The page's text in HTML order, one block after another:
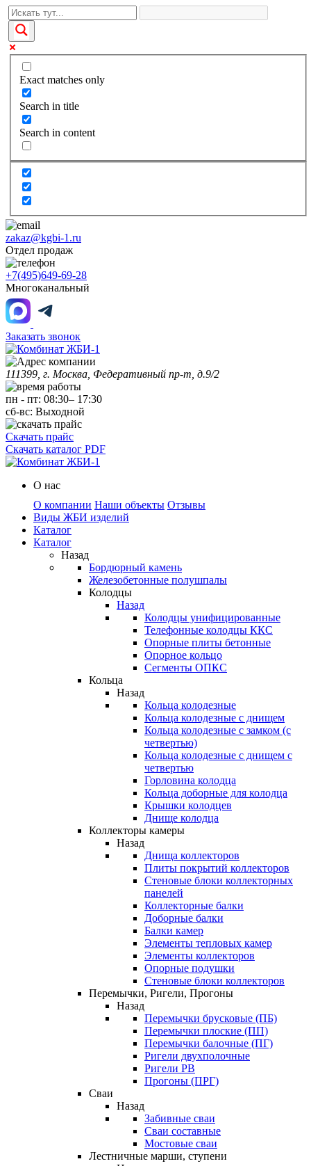
Exact matches only
Search in title
Search in content
zakaz@kgbi-1.ru
Отдел продаж
+7(495)649-69-28
Многоканальный
Заказать звонок
111399, г. Москва, Федеративный пр-т, д.9/2
пн - пт: 08:30– 17:30
сб-вс: Выходной
Скачать прайс
Скачать каталог PDF
О нас
О компании Наши объекты Отзывы
Виды ЖБИ изделий
Каталог
Каталог
Назад
Бордюрный камень
Железобетонные полушпалы
Колодцы
Назад
Колодцы унифицированные
Телефонные колодцы ККС
Опорные плиты бетонные
Опорное кольцо
Сегменты ОПКС
Кольца
Назад
Кольца колодезные
Кольца колодезные с днищем
Кольца колодезные с замком (с
четвертью)
Кольца колодезные с днищем с
четвертью
Горловина колодца
Кольца доборные для колодца
Крышки колодцев
Днище колодца
Коллекторы камеры
Назад
Днища коллекторов
Плиты покрытий коллекторов
Стеновые блоки коллекторных
панелей
Коллекторные балки
Доборные балки
Балки камер
Элементы тепловых камер
Элементы коллекторов
Опорные подушки
Стеновые блоки коллекторов
Перемычки, Ригели, Прогоны
Назад
Перемычки брусковые (ПБ)
Перемычки плоские (ПП)
Перемычки балочные (ПГ)
Ригели двухполочные
Ригели РВ
Прогоны (ПРГ)
Сваи
Назад
Забивные сваи
Сваи составные
Мостовые сваи
Лестничные марши, ступени